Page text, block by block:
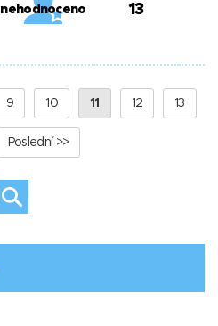
nehodnoceno 13
9 10 11 12 13
Poslední >>